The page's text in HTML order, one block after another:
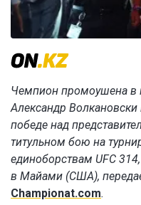
Чемпион промоушена в
Александр
победе над
титульном бою на
единоборствам UFC
в Майами (США),
Championat.com.